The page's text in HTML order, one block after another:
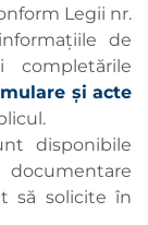
Legii nr.
de
și acte
disponibile
să solicite în